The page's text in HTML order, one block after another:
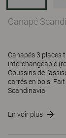
Canapé
Canapés 3 places
interchangeable
Coussins de
carrés en bois.
Scandinavia.
En voir plus